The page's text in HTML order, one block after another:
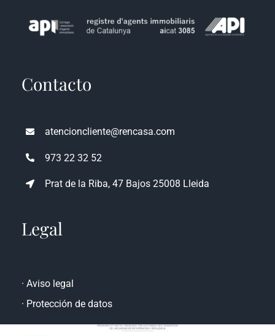
atencioncliente@rencasa.com
973 22 32 52
· Aviso legal
·Protección de datos